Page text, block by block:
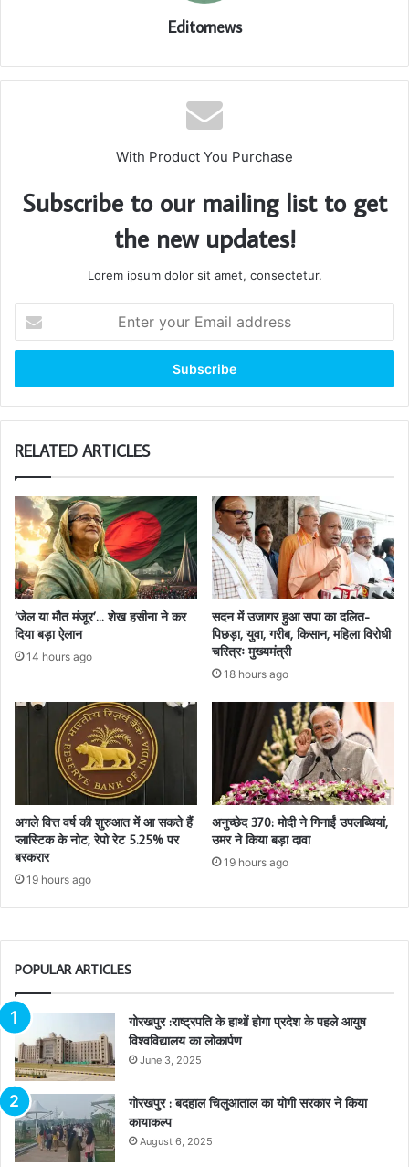
Editornews
With Product You Purchase
Subscribe to our mailing list to get
the new updates!
Lorem ipsum dolor sit amet, consectetur.
your
Email
RELATED ARTICLES
‘जेल या मौत मंजूर’… शेख हसीना ने कर
दिया बड़ा ऐलान
14 hours ago
सदन में उजागर हुआ सपा का दलित-
पिछड़ा, युवा, गरीब, किसान, महिला विरोधी
चरित्रः मुख्यमंत्री
18 hours ago
अगले वित्त वर्ष की शुरुआत में आ सकते हैं
प्लास्टिक के नोट, रेपो रेट 5.25% पर
बरकरार
19 hours ago
अनुच्छेद 370: मोदी ने गिनाईं उपलब्धियां,
उमर ने किया बड़ा दावा
19 hours ago
POPULAR ARTICLES
गोरखपुर :राष्ट्रपति के हाथों होगा प्रदेश के पहले आयुष
विश्वविद्यालय का लोकार्पण
June 3, 2025
गोरखपुर : बदहाल चिलुआताल का योगी सरकार ने किया
कायाकल्प
August 6, 2025